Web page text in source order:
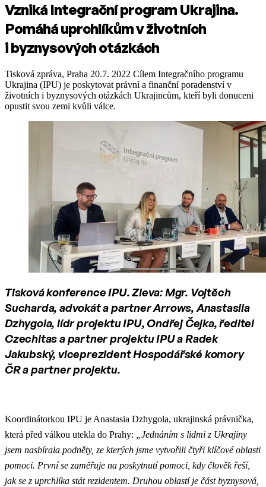
Vzniká Integrační program Ukrajina.
Pomáhá uprchlíkům v životních
i byznysových otázkách
Tisková zpráva, Praha 20.7. 2022 Cílem Integračního programu
Ukrajina (IPU) je poskytovat právní a finanční poradenství v
životních i byznysových otázkách Ukrajincům, kteří byli donuceni
opustit svou zemi kvůli válce.
Tisková konference IPU. Zleva: Mgr. Vojtěch
Sucharda, advokát a partner Arrows, Anastasiia
Dzhygola, lídr projektu IPU, Ondřej Čejka, ředitel
Czechitas a partner projektu IPU a Radek
Jakubský, viceprezident Hospodářské komory
ČR a partner projektu.
Koordinátorkou IPU je Anastasia Dzhygola, ukrajinská právnička,
která před válkou utekla do Prahy:
„Jednáním s lidmi z Ukrajiny
jsem nasbírala podněty, ze kterých jsme vytvořili čtyři klíčové oblasti
pomoci. První se zaměřuje na poskytnutí pomoci, kdy člověk řeší,
jak se z uprchlíka stát rezidentem. Druhou oblastí je část byznysová,